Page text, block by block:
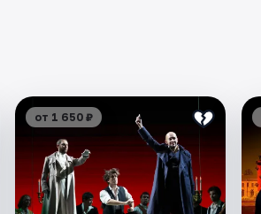
от 1 650 ₽